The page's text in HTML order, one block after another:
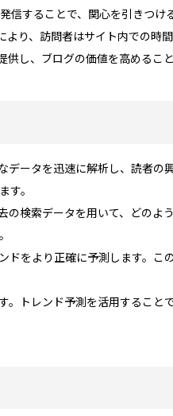
することで、関心を引きつけ
り、訪問者はサイト内での時
し、ブログの価値を高めること
ータを迅速に解析し、読者の
。
検索データを用いて、どのよ
をより正確に予測します。こ
トレンド予測を活用すること